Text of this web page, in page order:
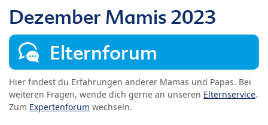
Dezember Mamis 2023
Elternforum
Hier findest du Erfahrungen anderer Mamas und Papas. Bei
weiteren Fragen, wende dich gerne an unseren Elternservice.
Zum Expertenforum wechseln.